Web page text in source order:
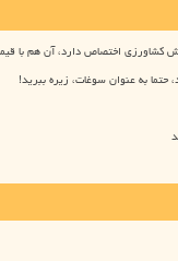
حتما به عنوان سوغات، زیره ببرید!